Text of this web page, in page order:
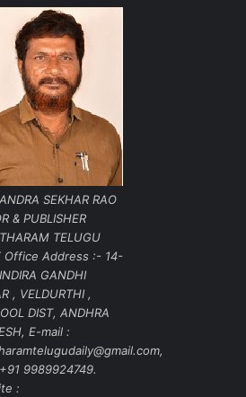
SEKHAR RAO
& PUBLISHER
TELUGU
Office Address :- 14-
GANDHI
, VELDURTHI ,
DIST, ANDHRA
E-mail :
9989924749.
: